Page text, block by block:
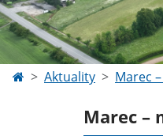
Aktuality Marec
Marec –